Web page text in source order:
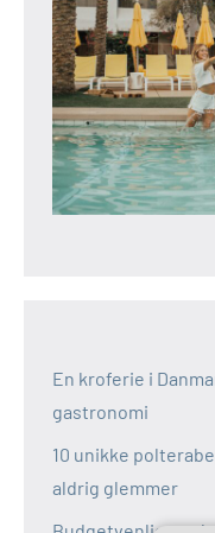
En kroferie i
gastronomi
10 unikke
aldrig glemmer